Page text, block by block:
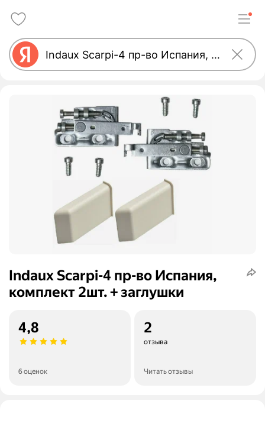
Indaux Scarpi-4 пр-во Испания,
комплект 2шт. + заглушки
4,8
6 оценок
2
отзыва
Читать отзывы